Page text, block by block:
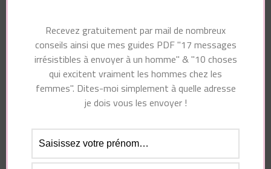
Laisser un commentaire
Votre adresse e-mail ne sera pas publiée.
champs obligatoires sont indiqués avec
Recevez gratuitement par mail de nombreux
conseils ainsi que mes guides PDF "17 messages
irrésistibles à envoyer à un homme" & "10 choses
qui excitent vraiment les hommes chez les
femmes". Dites-moi simplement à quelle adresse
je dois vous les envoyer !